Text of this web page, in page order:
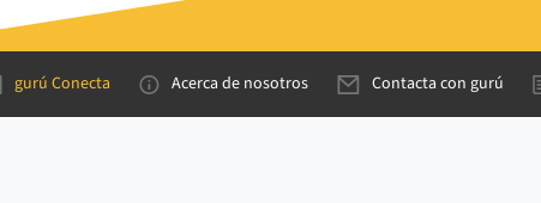
gurú Conecta Acerca de nosotros Contacta con gurú